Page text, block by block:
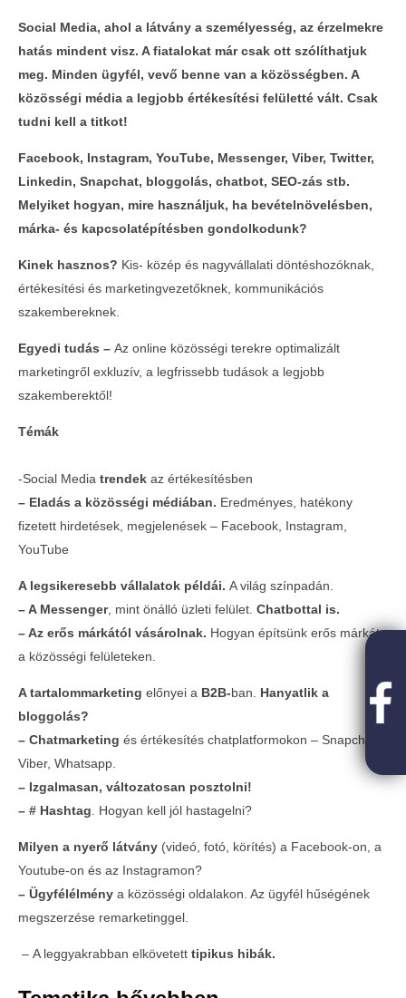
Social Media, ahol a látvány a személyesség, az érzelmekre
hatás mindent visz. A fiatalokat már csak ott szólíthatjuk
meg. Minden ügyfél, vevő benne van a közösségben. A
közösségi média a legjobb értékesítési felületté vált. Csak
tudni kell a titkot!
Facebook, Instagram, YouTube, Messenger, Viber, Twitter,
Linkedin, Snapchat, bloggolás, chatbot, SEO-zás stb.
Melyiket hogyan, mire használjuk, ha bevételnövelésben,
márka- és kapcsolatépítésben gondolkodunk?
Kinek hasznos? Kis- közép és nagyvállalati döntéshozóknak,
értékesítési és marketingvezetőknek, kommunikációs
szakembereknek.
Egyedi tudás – Az online közösségi terekre optimalizált
marketingről exkluzív, a legfrissebb tudások a legjobb
szakemberektől!
Témák
-Social Media trendek az értékesítésben
– Eladás a közösségi médiában. Eredményes, hatékony
fizetett hirdetések, megjelenések – Facebook, Instagram,
YouTube
A legsikeresebb vállalatok példái. A világ színpadán.
– A Messenger, mint önálló üzleti felület. Chatbottal is.
– Az erős márkától vásárolnak. Hogyan építsünk erős márkát
a közösségi felületeken.
A tartalommarketing előnyei a B2B-ban. Hanyatlik a
bloggolás?
– Chatmarketing és értékesítés chatplatformokon – Snapchat,
Viber, Whatsapp.
– Izgalmasan, változatosan posztolni!
– # Hashtag . Hogyan kell jól hastagelni?
Milyen a nyerő látvány (videó, fotó, körítés) a Facebook-on, a
Youtube-on és az Instagramon?
– Ügyfélélmény a közösségi oldalakon. Az ügyfél hűségének
megszerzése remarketinggel.
– A leggyakrabban elkövetett tipikus hibák.